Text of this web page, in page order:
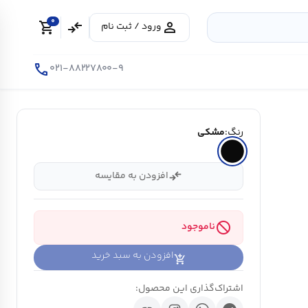
person ورود / ثبت نام compare_arrows
shopping_cart
0
۰۲۱-۸۸۲۲۷۸۰۰-۹call
رنگ:مشکی
compare_arrowsافزودن به مقایسه
blockناموجود
افزودن به سبد خرید
اشتراک‌گذاری این محصول: